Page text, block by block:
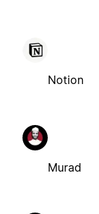
Notion
Murad